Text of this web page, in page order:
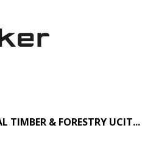
TIMBER & FORESTRY UCIT...